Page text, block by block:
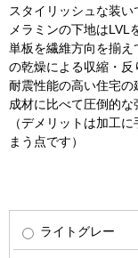
スタイリッシュな装い
メラミンの下地はLVL
単板を繊維方向を揃
の乾燥による収縮・反
耐震性能の高い住宅
成材に比べて圧倒的な
（デメリットは加工
まう点です）
ライトグレー